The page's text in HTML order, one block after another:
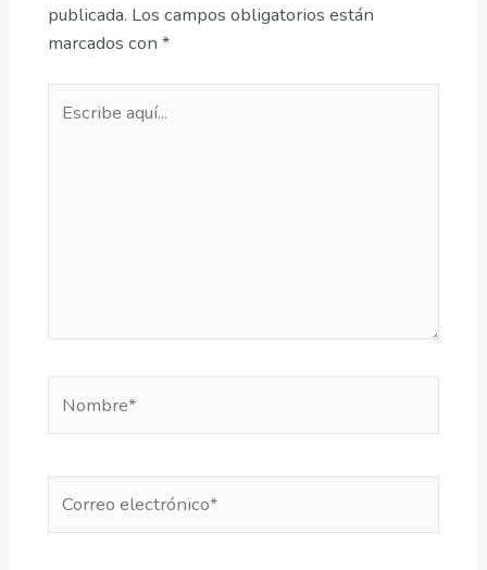
publicada. Los campos obligatorios están
marcados con *
aquí...
electrónico*